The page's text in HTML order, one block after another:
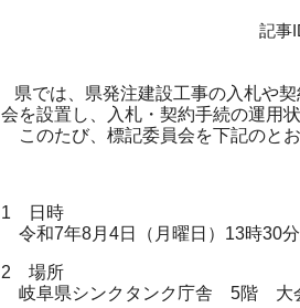
記事
県では、県発注建設工事の入札や
会を設置し、入札・契約手続の運用
このたび、標記委員会を下記のと
1 日時
令和7年8月4日（月曜日）13時30
2 場所
岐阜県シンクタンク庁舎 5階 大会